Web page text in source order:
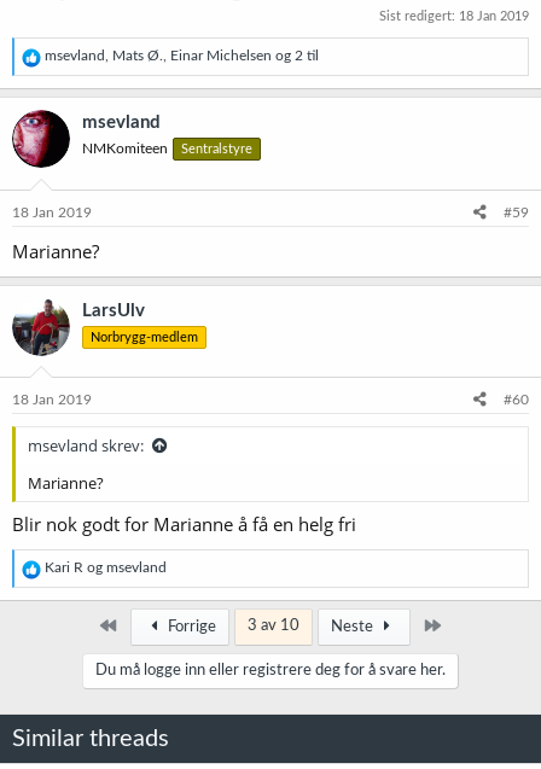
Sist redigert: 18 Jan 2019
R
e
a
k
s
j
o
e
:
msevland, Mats Ø., Einar Michelsen og 2 til
msevland
NMKomiteen Sentralstyre
18 Jan 2019 #59
Marianne?
LarsUlv
Norbrygg-medlem
18 Jan 2019 #60
msevland skrev:
Marianne?
Blir nok godt for Marianne å få en helg fri
R
e
a
r
Kari R og msevland
Først Forrige 3 av 10 Neste
Du må logge inn eller registrere deg for å svare her.
Similar threads